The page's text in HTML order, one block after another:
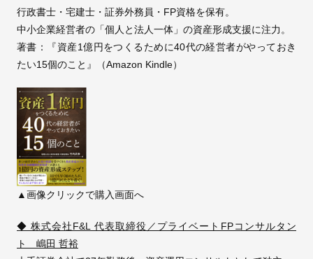
行政書士・宅建士・証券外務員・FP資格を保有。
中小企業経営者の「個人と法人一体」の資産形成支援に注力。
著書：『資産1億円をつくるために40代の経営者がやっておき
たい15個のこと』（Amazon Kindle）
▲画像クリックで購入画面へ
◆ 株式会社F&L 代表取締役／プライベートFPコンサルタン
ト 嶋田 哲裕